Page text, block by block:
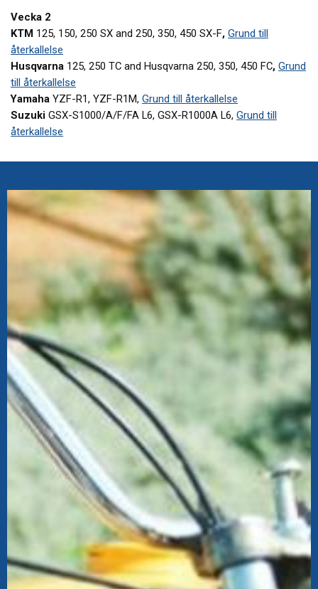
Vecka 2
KTM 125, 150, 250 SX and 250, 350, 450 SX-F, Grund till
återkallelse
Husqvarna 125, 250 TC and Husqvarna 250, 350, 450 FC, Grund
till återkallelse
Yamaha YZF-R1, YZF-R1M, Grund till återkallelse
Suzuki GSX-S1000/A/F/FA L6, GSX-R1000A L6, Grund till
återkallelse